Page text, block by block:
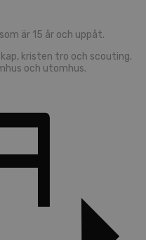
är 15 år och uppåt.
kristen tro och scouting.
och utomhus.